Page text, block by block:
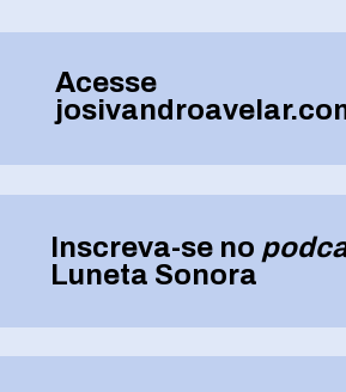
Inscreva-se no
Luneta Sonora
Acesse